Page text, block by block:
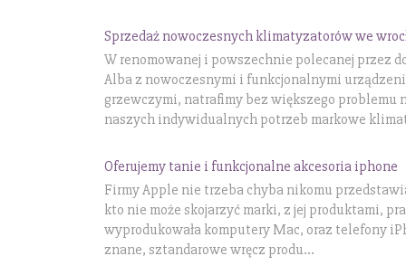
Sprzedaż nowoczesnych klimatyzatorów we
W renomowanej i powszechnie polecanej przez
Alba z nowoczesnymi i funkcjonalnymi
grzewczymi, natrafimy bez większego problemu
naszych indywidualnych potrzeb markowe
Oferujemy tanie i funkcjonalne akcesoria iphone
Firmy Apple nie trzeba chyba nikomu
kto nie może skojarzyć marki, z jej produktami,
wyprodukowała komputery Mac, oraz telefony
znane, sztandarowe wręcz produ...